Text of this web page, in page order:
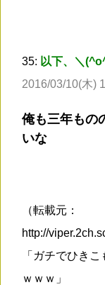
35: 以下、＼
2016/03/10(木)
俺も三年もの
いな
（転載元：
http://
「ガチでひき
ｗｗｗ」